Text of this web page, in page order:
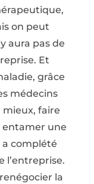
on peut
aura pas de
Et
grâce
médecins
mieux, faire
entamer une
a complété
l’entreprise.
la